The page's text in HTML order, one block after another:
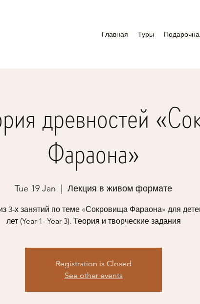
Главная Туры
древностей
Фараона»
Tue 19 Jan Лекция в живом формате
3-х занятий по теме «Сокровища Фараона» для
лет (Year 1- Year 3). Теория и творческие задания
Registration is Closed
See other events